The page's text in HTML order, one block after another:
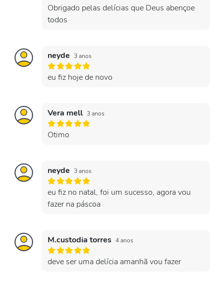
Obrigado pelas delícias que Deus abençoe
todos
neyde 3 anos
eu fiz hoje de novo
Vera mell 3 anos
Otimo
neyde 3 anos
eu fiz no natal, foi um sucesso, agora vou
fazer na páscoa
M.custodia torres 4 anos
deve ser uma delícia amanhã vou fazer